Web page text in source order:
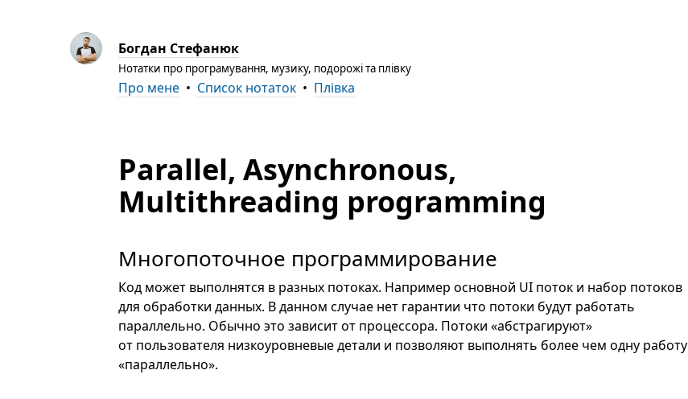
Богдан Стефанюк
Нотатки про програмування, музику, подорожі та плівку
Про мене • Список нотаток • Плівка
Parallel, Asynchronous,
Multithreading programming
Многопоточное программирование
Код может выполнятся в разных потоках. Например основной UI поток и набор потоков
для обработки данных. В данном случае нет гарантии что потоки будут работать
параллельно. Обычно это зависит от процессора. Потоки «абстрагируют»
от пользователя низкоуровневые детали и позволяют выполнять более чем одну работу
«параллельно».